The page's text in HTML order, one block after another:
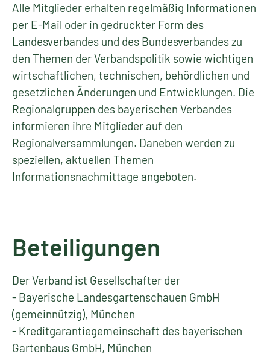
Alle Mitglieder erhalten regelmäßig Informationen
per E-Mail oder in gedruckter Form des
Landesverbandes und des Bundesverbandes zu
den Themen der Verbandspolitik sowie wichtigen
wirtschaftlichen, technischen, behördlichen und
gesetzlichen Änderungen und Entwicklungen. Die
Regionalgruppen des bayerischen Verbandes
informieren ihre Mitglieder auf den
Regionalversammlungen. Daneben werden zu
speziellen, aktuellen Themen
Informationsnachmittage angeboten.
Beteiligungen
Der Verband ist Gesellschafter der
- Bayerische Landesgartenschauen GmbH
(gemeinnützig), München
- Kreditgarantiegemeinschaft des bayerischen
Gartenbaus GmbH, München